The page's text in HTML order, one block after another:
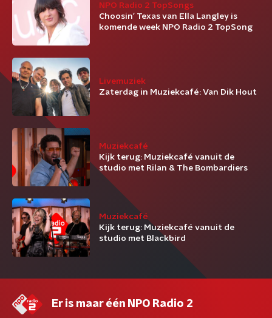
NPO Radio 2 TopSongs
Choosin’ Texas van Ella Langley is
komende week NPO Radio 2 TopSong
Livemuziek
Zaterdag in Muziekcafé: Van Dik Hout
Muziekcafé
Kijk terug: Muziekcafé vanuit de
studio met Rilan & The Bombardiers
Muziekcafé
Kijk terug: Muziekcafé vanuit de
studio met Blackbird
Er is maar één NPO Radio 2